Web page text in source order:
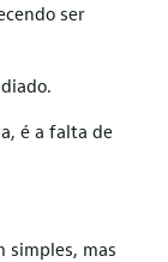
ser
é a falta de
simples, mas